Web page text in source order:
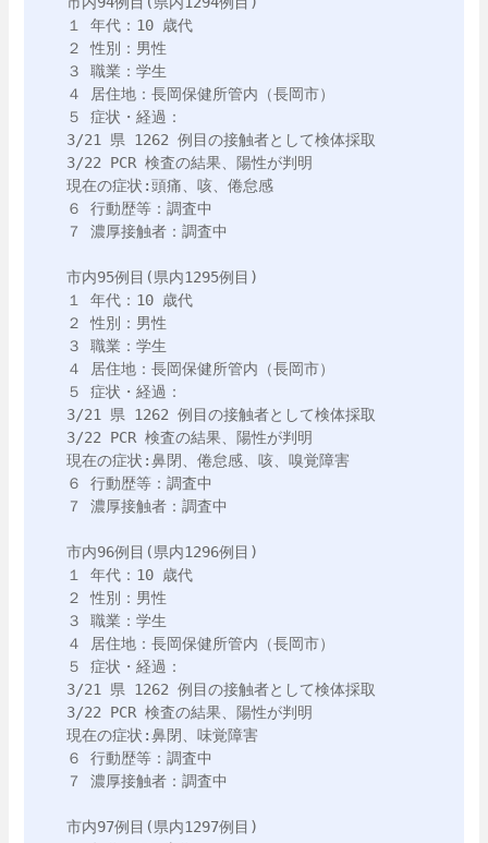
１ 年代：10 歳代
２ 性別：男性
３ 職業：学生
４ 居住地：長岡保健所管内（長岡市）
５ 症状・経過：
3/21 県 1262 例目の接触者として検体採取
3/22 PCR 検査の結果、陽性が判明
現在の症状:頭痛、咳、倦怠感
６ 行動歴等：調査中
７ 濃厚接触者：調査中
市内95例目(県内1295例目)
１ 年代：10 歳代
２ 性別：男性
３ 職業：学生
４ 居住地：長岡保健所管内（長岡市）
５ 症状・経過：
3/21 県 1262 例目の接触者として検体採取
3/22 PCR 検査の結果、陽性が判明
現在の症状:鼻閉、倦怠感、咳、嗅覚障害
６ 行動歴等：調査中
７ 濃厚接触者：調査中
市内96例目(県内1296例目)
１ 年代：10 歳代
２ 性別：男性
３ 職業：学生
４ 居住地：長岡保健所管内（長岡市）
５ 症状・経過：
3/21 県 1262 例目の接触者として検体採取
3/22 PCR 検査の結果、陽性が判明
現在の症状:鼻閉、味覚障害
６ 行動歴等：調査中
７ 濃厚接触者：調査中
市内97例目(県内1297例目)